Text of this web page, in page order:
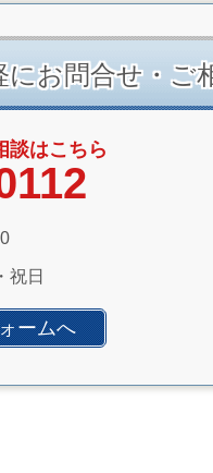
にお問合せ・ご
談はこちら
祝日
ームへ